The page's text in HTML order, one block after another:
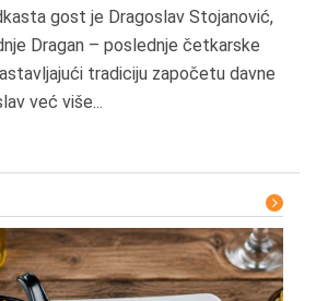
gost je Dragoslav Stojanović,
Dragan – poslednje četkarske
tradiciju započetu davne
već više...